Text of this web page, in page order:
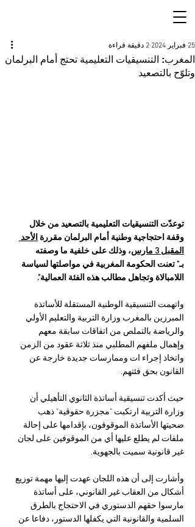
المغرب: التنسيقيات التعليمية تحتج أمام البرلمان
وتلوّح بالتصعيد
25 فبراير 2024 2 دقيقة قراءة
توعدّت التنسيقيات التعليمية بالتصعيد من خلال
وقفة احتجاجية وطنية أمام البرلمان مقررة الأحد
المقبل 3 مارس
، وذلك على خلفية ما وصفته
بـ" تعنت الحكومة المغربية في مواصلتها لسياسة
اللامبالاة وتجاهل مطالب هذه الفئة العمالية".
واتهمت التنسيقية الوطنية المستقلة للأساتذة
المبرزين بالمغرب وزارة التربية والتعليم الأولي
والرياضة بالتملص من اتفاقات سابقة معهم
وإهمال ملفهم المطلبي منذ ثلاثة عقود من الزمن
واتخاذ إجراء ات وممارسات جديدة خارجة عن
القانون بحق فئتهم.
حيث أكدت تنسيقية أساتذة الثانوي التأهيلي أن
وزارة التربية ارتكبت "مجزرة حقوقية" ذهب
ضحيتها الأساتذة الموقوفون، بإقدامها على إحالة
ملفات لم يطلع عليها أي من الموقوفين على لجان
غير قانونية سميت بالجهوية.
وأشارت إلى أن هذه اللجان عهدت إليها مهمة توزيع
أشكال من العقاب غير القانوني، على أساتذة
مارسوا حقهم الدستوري في الاحتجاج بالطرق
السلمية والقانونية التي يكفلها الدستور، دفاعا عن